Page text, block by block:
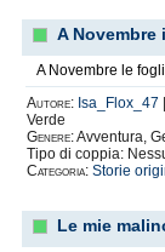
A
A Novembre le
Autore: Isa_Flox_47
Verde
Genere:Avventura,
Tipo di coppia:
Categoria: Storie
Le mie